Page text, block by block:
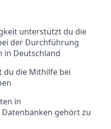
unterstützt du die
der Durchführung
in Deutschland
du die Mithilfe bei
in
gehört zu